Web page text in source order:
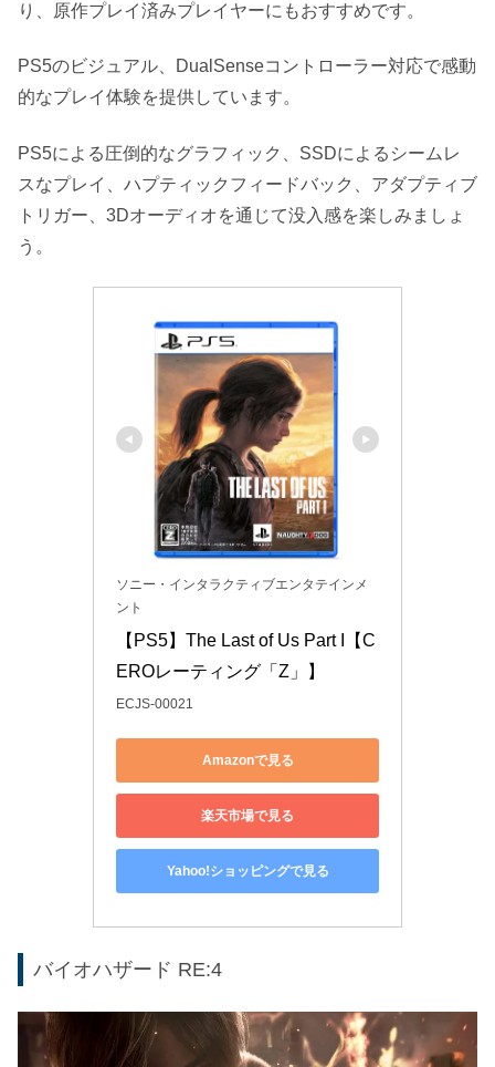
り、原作プレイ済みプレイヤーにもおすすめです。
PS5のビジュアル、DualSenseコントローラー対応で感動
的なプレイ体験を提供しています。
PS5による圧倒的なグラフィック、SSDによるシームレ
スなプレイ、ハプティックフィードバック、アダプティブ
トリガー、3Dオーディオを通じて没入感を楽しみましょ
う。
ソニー・インタラクティブエンタテインメ
ント
【PS5】The Last of Us Part I【C
EROレーティング「Z」】
ECJS-00021
Amazonで見る
楽天市場で見る
Yahoo!ショッピングで見る
バイオハザード RE:4